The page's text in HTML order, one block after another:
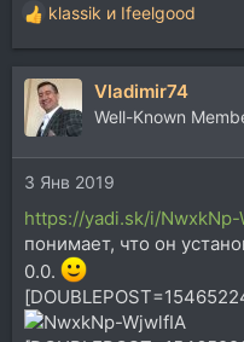
Р
е
а
к
ц
и
и
:
klassik и Ifeelgood
Vladimir74
Well-Known
3 Янв 2019
https://yadi.sk/i/NwxkNp-
понимает, что он
0.0.